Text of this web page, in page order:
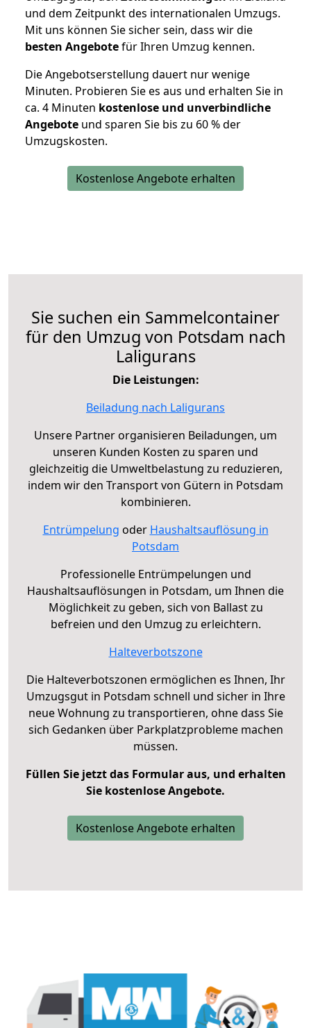
und dem Zeitpunkt des internationalen Umzugs.
Mit uns können Sie sicher sein, dass wir die
besten Angebotefür Ihren Umzug kennen.
Die Angebotserstellung dauert nur wenige
Minuten. Probieren Sie es aus und erhalten Sie in
ca. 4 Minuten kostenlose und unverbindliche
Angebote und sparen Sie bis zu 60 % der
Umzugskosten.
Kostenlose Angebote erhalten
Sie suchen ein Sammelcontainer
für den Umzug von Potsdam nach
Laligurans
Die Leistungen:
Beiladung nach Laligurans
Unsere Partner organisieren Beiladungen, um
unseren Kunden Kosten zu sparen und
gleichzeitig die Umweltbelastung zu reduzieren,
indem wir den Transport von Gütern in Potsdam
kombinieren.
Entrümpelung oder Haushaltsauflösung in
Potsdam
Professionelle Entrümpelungen und
Haushaltsauflösungen in Potsdam, um Ihnen die
Möglichkeit zu geben, sich von Ballast zu
befreien und den Umzug zu erleichtern.
Halteverbotszone
Die Halteverbotszonen ermöglichen es Ihnen, Ihr
Umzugsgut in Potsdam schnell und sicher in Ihre
neue Wohnung zu transportieren, ohne dass Sie
sich Gedanken über Parkplatzprobleme machen
müssen.
Füllen Sie jetzt das Formular aus, und erhalten
Sie kostenlose Angebote.
Kostenlose Angebote erhalten